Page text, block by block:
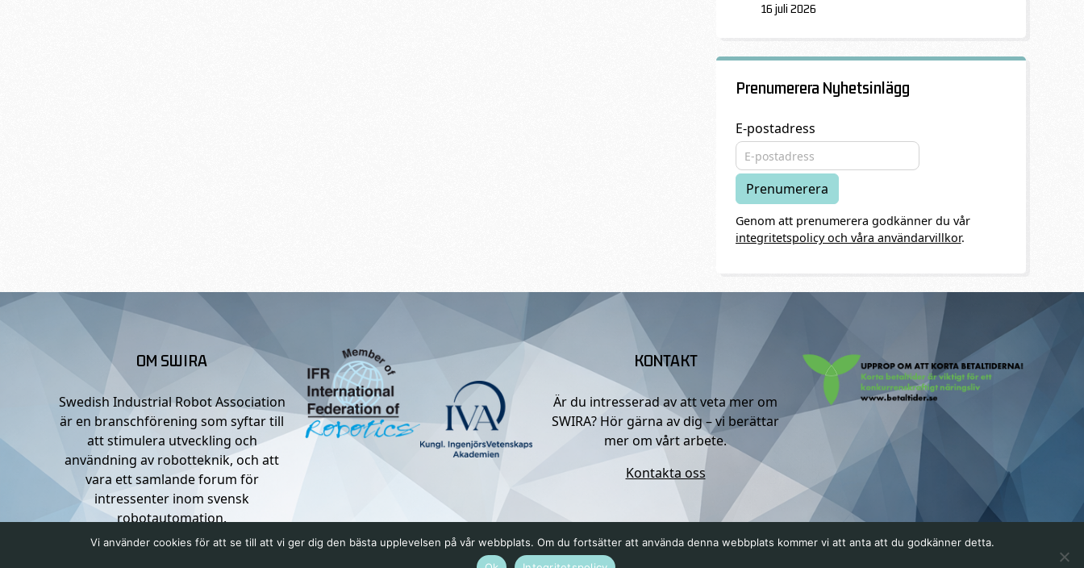
16 juli 2026
Prenumerera Nyhetsinlägg
E-postadress
Genom att prenumerera godkänner du vår
integritetspolicy och våra användarvillkor.
OM SWIRA
Swedish Industrial Robot Association
är en branschförening som syftar till
att stimulera utveckling och
användning av robotteknik, och att
vara ett samlande forum för
intressenter inom svensk
robotautomation.
KONTAKT
Är du intresserad av att veta mer om
SWIRA? Hör gärna av dig – vi berättar
mer om vårt arbete.
Kontakta oss
Vi använder cookies för att se till att vi ger dig den bästa upplevelsen på vår webbplats. Om du fortsätter att använda denna webbplats kommer vi att anta att du godkänner detta.